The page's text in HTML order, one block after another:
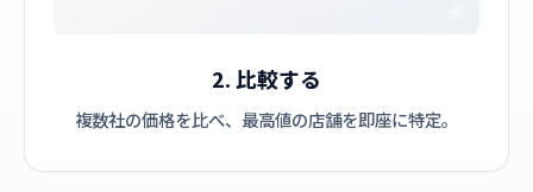
2. 比較する
複数社の価格を比べ、最高値の店舗を即座に特定。